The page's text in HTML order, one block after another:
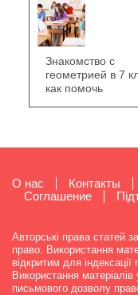
Знакомство с
геометрией в 7
как помочь
О нас Контакты
Cоглашение
Авторські права статей
право. Використання
відкритим для
Використання
письмового дозволу